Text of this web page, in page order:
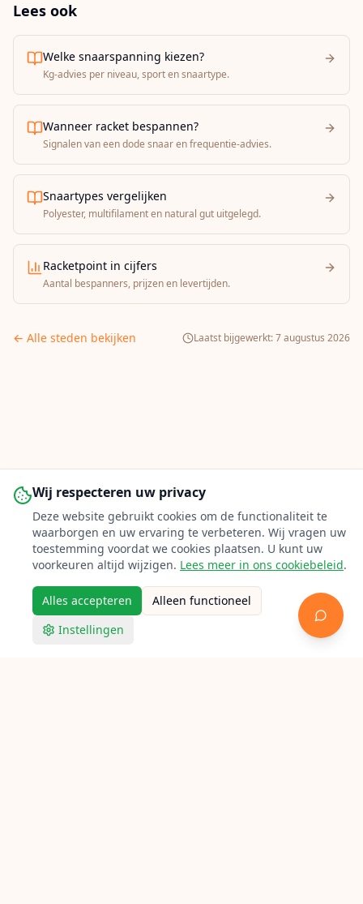
Lees ook
Welke snaarspanning kiezen?
Kg-advies per niveau, sport en snaartype.
Wanneer racket bespannen?
Signalen van een dode snaar en frequentie-advies.
Snaartypes vergelijken
Polyester, multifilament en natural gut uitgelegd.
Racketpoint in cijfers
Aantal bespanners, prijzen en levertijden.
← Alle steden bekijken Laatst bijgewerkt:7 augustus 2026
Wij respecteren uw privacy
Deze website gebruikt cookies om de functionaliteit te
waarborgen en uw ervaring te verbeteren. Wij vragen uw
toestemming voordat we cookies plaatsen. U kunt uw
voorkeuren altijd wijzigen. Lees meer in ons cookiebeleid.
Alles accepteren
Alleen functioneel
Instellingen